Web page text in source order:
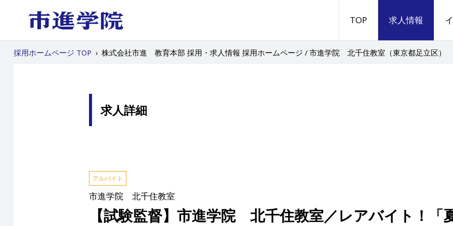
TOP 求人情報
採用ホームページ TOP › 株式会社市進 教育本部 採用・求人情報 採用ホームページ / 市進学院 北千住教室（東京都足立区）
求人詳細
アルバイト
市進学院 北千住教室
【試験監督】市進学院 北千住教室／レアバイト！「